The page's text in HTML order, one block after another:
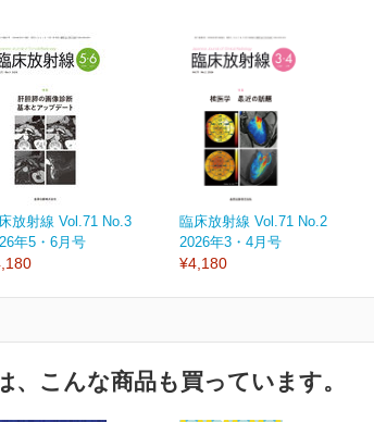
放射線 Vol.71 No.3
年5・6月号
臨床放射線 Vol.71 No.2
2026年3・4月号
¥4,180
、こんな商品も買っています。